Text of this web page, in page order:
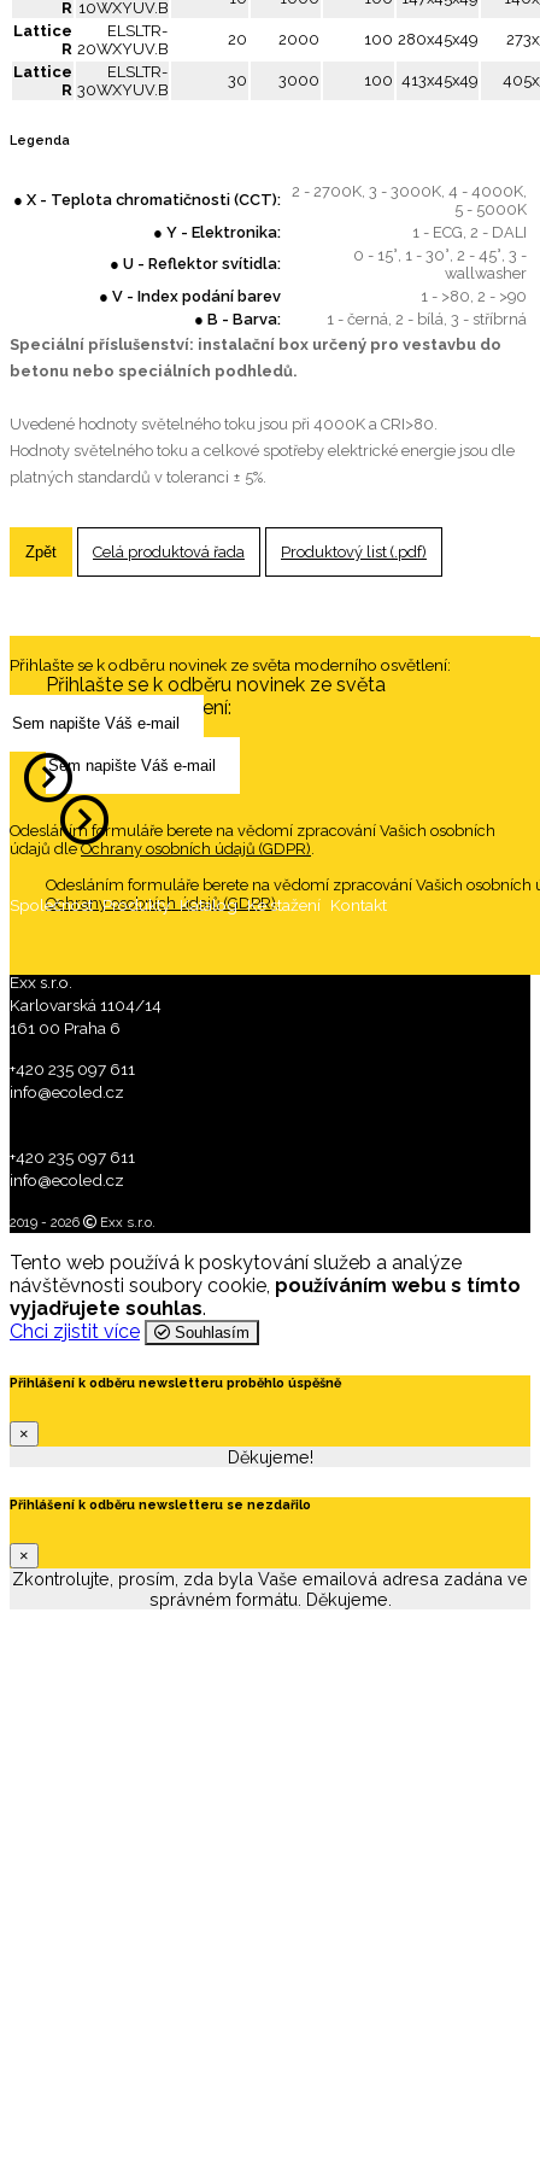
R 10WXYUV.B
Lattice
R
ELSLTR-
20WXYUV.B
20 2000 100 280x45x49
Lattice
R
ELSLTR-
30WXYUV.B
30 3000 100 413x45x49
Legenda
● X - Teplota chromatičnosti (CCT):
2 - 2700K, 3 - 3000K, 4 - 4000K,
5 - 5000K
● Y - Elektronika:
1 - ECG, 2 - DALI
● U - Reflektor svítidla:
0 - 15°, 1 - 30°, 2 - 45°, 3 -
wallwasher
● V - Index podání barev
1 - >80, 2 - >90
● B - Barva:
1 - černá, 2 - bílá, 3 - stříbrná
Speciální příslušenství: instalační box určený pro vestavbu do
betonu nebo speciálních podhledů.
Uvedené hodnoty světelného toku jsou při 4000K a CRI>80.
Hodnoty světelného toku a celkové spotřeby elektrické energie jsou dle
platných standardů v toleranci ± 5%.
Zpět Celá produktová řada Produktový list (.pdf)
Přihlašte se k odběru novinek ze světa
moderního osvětlení:
Odesláním formuláře berete na vědomí zpracování Vašich osobních
Ochrany osobních údajů (GDPR).
Přihlašte se k odběru novinek ze světa moderního osvětlení:
Odesláním formuláře berete na vědomí zpracování Vašich osobních
údajů dleOchrany osobních údajů (GDPR).
Společnost Produkty Katalog Ke stažení Kontakt
Exx s.r.o.
Karlovarská 1104/14
161 00 Praha 6
+420 235 097 611
info@ecoled.cz
+420 235 097 611
info@ecoled.cz
2019 - 2026 Exx s.r.o.
Tento web používá k poskytování služeb a analýze
návštěvnosti soubory cookie, používáním webu s tímto
vyjadřujete souhlas.
Chci zjistit více
Souhlasím
Přihlášení k odběru newsletteru proběhlo úspěšně
×
Děkujeme!
Přihlášení k odběru newsletteru se nezdařilo
×
Zkontrolujte, prosím, zda byla Vaše emailová adresa zadána ve
správném formátu. Děkujeme.